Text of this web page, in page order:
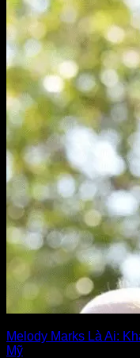
Melody Marks Là Ai:
Mỹ